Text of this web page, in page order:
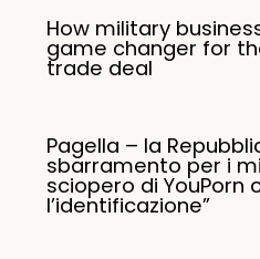
How military
game changer for
trade deal
Pagella – la
sbarramento per i
sciopero di YouPorn
l’identificazione”